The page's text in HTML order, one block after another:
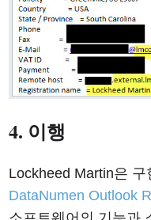
4. 이행
Lockheed Martin은
DataNumen Outlook